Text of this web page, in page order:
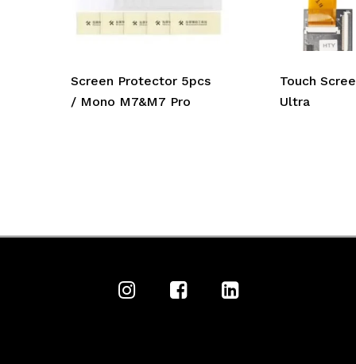
Screen Protector 5pcs
/ Mono M7&M7 Pro
Touch
Ultra